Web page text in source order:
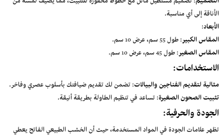
التصميم: تصميم مستطيل مائل مع خطوط محفورة للتثبيت، مما يضيف لمسة من
الأناقة إلى أي مناسبة.
الأبعاد:
المقاس الكبير: طول 55 سم، عرض 10 سم.
المقاس الصغير: طول 45 سم، عرض 10 سم.
الاستخدامات:
مثالية لتقديم الفناجين والبيالات: تضمن لك تقديم ضيافتك بأسلوب عصري وفاخر.
تثبيت الصحون الصغيرة: تساعد في تنظيم الطاولة بطريقة أنيقة.
الجودة والحرفية:
تظهر علامات الجودة في المواد المستخدمة، حيث أن الخشب الطبيعي الفاتح يعطي